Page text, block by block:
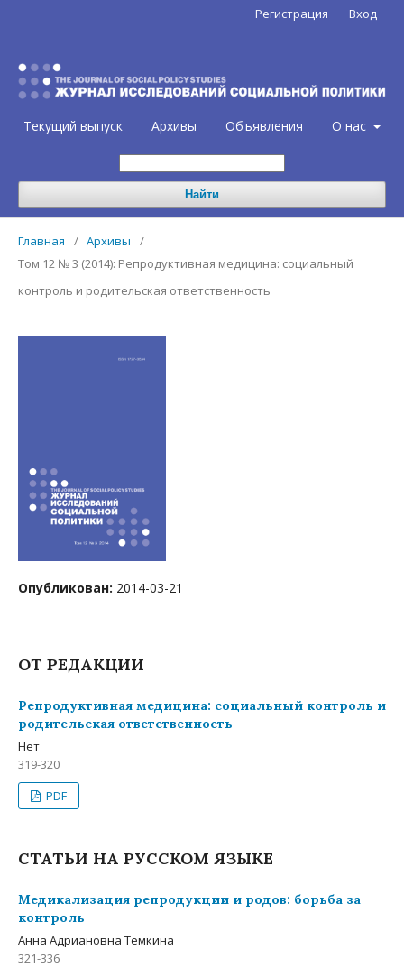
Текущий выпуск Архивы Объявления О нас
Найти
Регистрация Вход
Главная / Архивы
/
Том 12 № 3 (2014): Репродуктивная медицина: социальный
контроль и родительская ответственность
Опубликован: 2014-03-21
ОТ РЕДАКЦИИ
Репродуктивная медицина: социальный контроль и
родительская ответственность
Нет
319-320
PDF
СТАТЬИ НА РУССКОМ ЯЗЫКЕ
Медикализация репродукции и родов: борьба за
контроль
Анна Адриановна Темкина
321-336